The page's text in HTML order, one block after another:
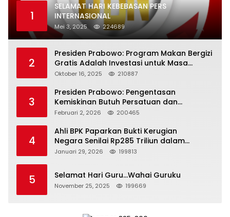
1
SELAMAT HARI KEBEBASAN PERS
INTERNASIONAL
Mei 3, 2025 224689
2
Presiden Prabowo: Program Makan Bergizi
Gratis Adalah Investasi untuk Masa
Depan Bangsa
Oktober 16, 2025 210887
3
Presiden Prabowo: Pengentasan
Kemiskinan Butuh Persatuan dan
Kepemimpinan yang Bertanggung Jawab
Februari 2, 2026 200465
4
Ahli BPK Paparkan Bukti Kerugian
Negara Senilai Rp285 Triliun dalam
Persidangan Korupsi PT Pertamina
Januari 29, 2026 199813
5 Selamat Hari Guru…Wahai Guruku
November 25, 2025 199669